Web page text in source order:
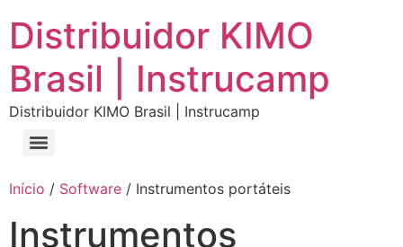
Distribuidor KIMO
Brasil | Instrucamp
Distribuidor KIMO Brasil | Instrucamp
Início / Software / Instrumentos portáteis
Instrumentos